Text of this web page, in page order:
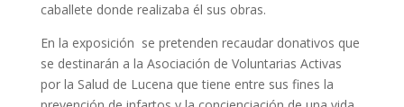
caballete donde realizaba él sus obras.
En la exposición se pretenden recaudar donativos que
se destinarán a la Asociación de Voluntarias Activas
por la Salud de Lucena que tiene entre sus fines la